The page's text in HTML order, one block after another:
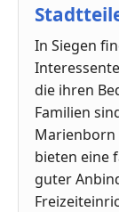
In Siegen
die ihren
Familien
Marienborn
bieten eine
guter